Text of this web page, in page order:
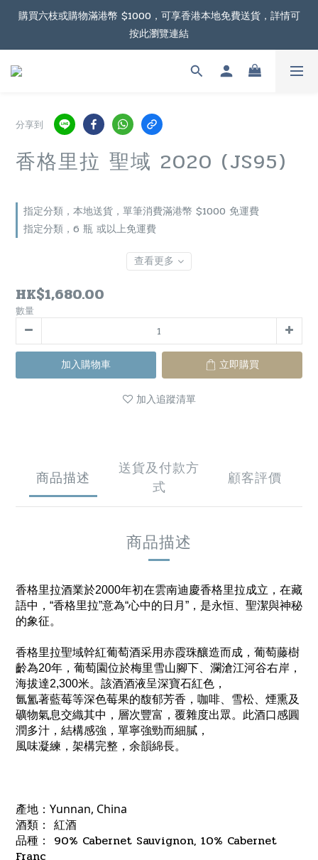
根據香港法律，不得在業務過程中，向未成年人售賣或供應令人醺
醉的酒類。
購買六枝或購物滿港幣 $1000，可享香港本地免費送貨，詳情可
按此瀏覽連結
購物滿港幣 $2000，可享澳門免費送貨，詳情可按此瀏覽連結
根據香港法律，不得在業務過程中，向未成年人售賣或供應令人醺
醉的酒類。
分享到
香格里拉 聖域 2020 (JS95)
指定分類，本地送貨，單筆消費滿港幣 $1000 免運費
指定分類，6 瓶 或以上免運費
查看更多
HK$1,680.00
數量
加入購物車 立即購買
加入追蹤清單
商品描述
送貨及付款方
式
顧客評價
商品描述
香格里拉酒業於2000年初在雲南迪慶香格里拉成立，在藏
語中，“香格里拉”意為“心中的日月”，是永恒、聖潔與神秘
的象征。
香格里拉聖域幹紅葡萄酒采用赤霞珠釀造而成，葡萄藤樹
齡為20年，葡萄園位於梅里雪山腳下、瀾滄江河谷右岸，
海拔達2,300米。該酒酒液呈深寶石紅色，
氤氳著藍莓等深色莓果的馥郁芳香，咖啡、雪松、煙熏及
礦物氣息交織其中，層次豐富，覆雜度出眾。此酒口感圓
潤多汁，結構感強，單寧強勁而細膩，
風味凝練，架構完整，余韻綿長。
產地： Yunnan, China
酒類： 紅酒
品種： 90% Cabernet Sauvignon, 10% Cabernet
Franc